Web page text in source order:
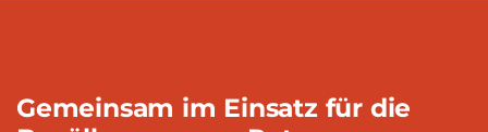
Gemeinsam im Einsatz für die